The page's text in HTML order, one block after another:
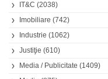
IT&C (2038)
Imobiliare (742)
Industrie (1062)
Justiţie (610)
Media / Publicitate (1409)